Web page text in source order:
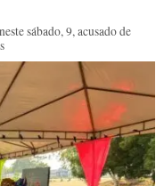
sábado, 9, acusado de